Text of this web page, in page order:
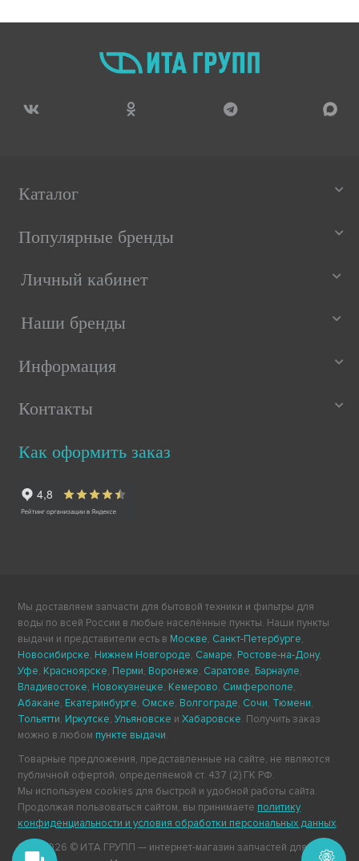
Каталог
Популярные бренды
Личный кабинет
Наши бренды
Информация
Контакты
Как оформить заказ
Мы доставляем запчасти для бытовой техники и фильтры для
воды по всей России в любые населённые пункты. Наши пункты
выдачи и представители есть в Москве, Санкт-Петербурге,
Новосибирске, Нижнем Новгороде, Самаре, Ростове-на-Дону,
Уфе, Красноярске, Перми, Воронеже, Саратове, Барнауле,
Владивостоке, Новокузнецке, Кемерово, Симферополе,
Абакане, Екатеринбурге, Омске, Волгограде, Сочи, Тюмени,
Тольятти, Иркутске,Ульяновске иХабаровске. Получить заказ
можно в любом пункте выдачи.
Товарные предложения, представленные на сайте, не являются
публичной офертой, определяемой ст. 437 (2) ГК РФ.
Мы используем cookies для быстрой и удобной работы сайта.
Продолжая пользоваться сайтом, вы принимаете политику
конфиденциальности и условия обработки персональных данных.
2011-2026 © ИТА ГРУПП — интернет-магазин запчастей для
Подберём запчасть для